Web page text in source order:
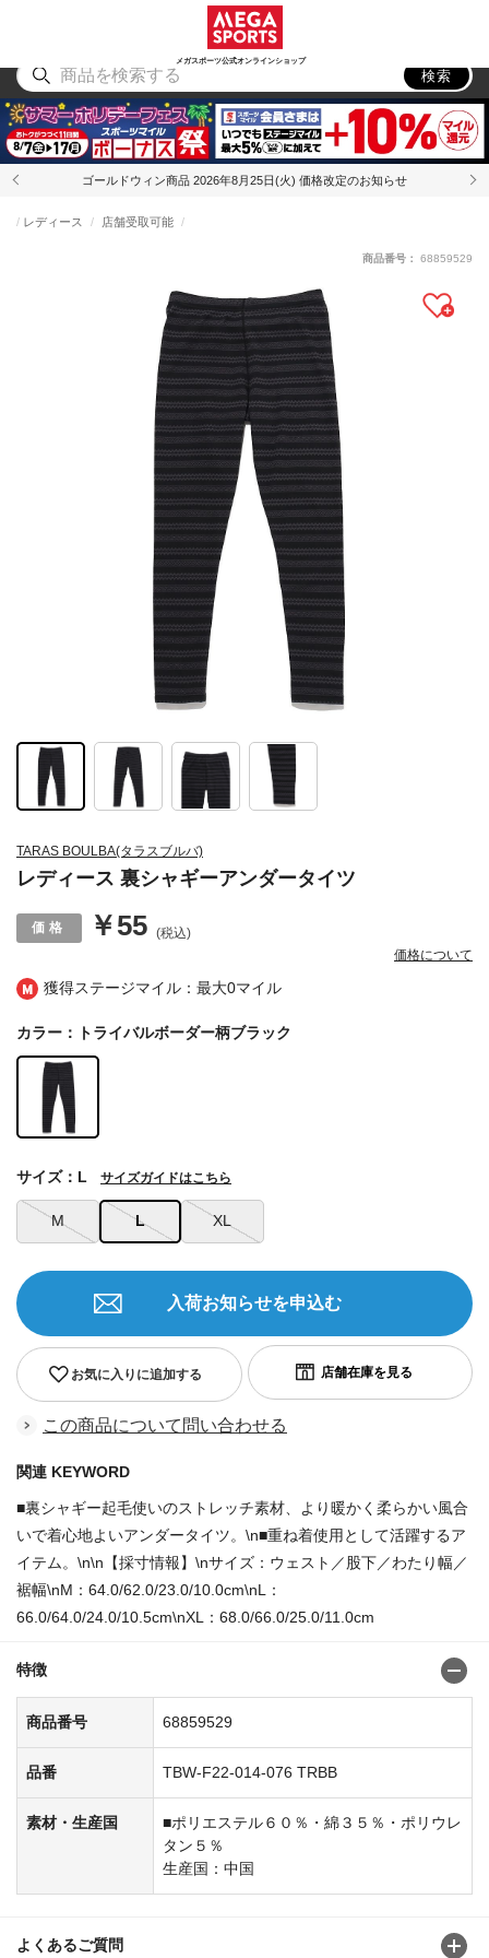
メガスポーツ公式オンラインショップ
アウトドア
検索
ゴールドウィン商品 2026年8月25日(火) 価格改定のお知らせ
獲得ステージマイル：最大0マイル
TARAS BOULBA(タラスブルバ)
レディース 裏シャギーアンダータイツ
レディース 店舗受取可能
￥55 (税込)
価格について
商品番号： 68859529
カラー：トライバルボーダー柄ブラック
M L XL
サイズ：L サイズガイドはこちら
お気に入りに追加する
入荷お知らせを申込む
この商品について問い合わせる
関連 KEYWORD
■裏シャギー起毛使いのストレッチ素材、より暖かく柔らかい風合
いで着心地よいアンダータイツ。\n■重ね着使用として活躍するア
イテム。\n\n【採寸情報】\nサイズ：ウェスト／股下／わたり幅／
裾幅\nM：64.0/62.0/23.0/10.0cm\nL：
66.0/64.0/24.0/10.5cm\nXL：68.0/66.0/25.0/11.0cm
特徴
商品番号 68859529
品番 TBW-F22-014-076 TRBB
素材・生産国
■ポリエステル６０％・綿３５％・ポリウレ
タン５％
生産国：中国
よくあるご質問